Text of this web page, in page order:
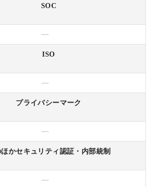
SOC
—
ISO
—
プライバシーマーク
—
かセキュリティ認証・内部統制
—